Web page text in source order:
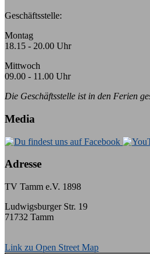
Geschäftsstelle:
Montag
18.15 - 20.00 Uhr
Mittwoch
09.00 - 11.00 Uhr
Die Geschäftsstelle ist in den Ferien
Media
Adresse
TV Tamm e.V. 1898
Ludwigsburger Str. 19
71732 Tamm
Link zu Open Street Map